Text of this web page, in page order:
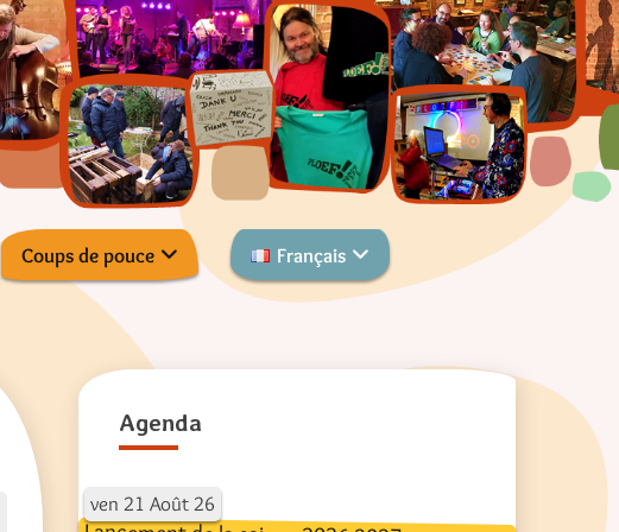
Coups de pouce Français
Agenda
ven 21 Août 26